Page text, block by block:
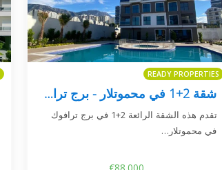
READY PROPERTIES
شقة 2+1 في محموتلار - برج ترافوك
تقدم هذه الشقة الرائعة 2+1 في برج ترافوك
في محموتلار…